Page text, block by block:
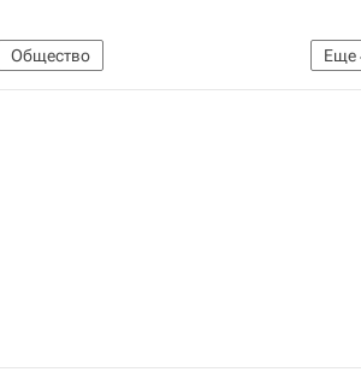
Еще
Общество
федеральный университет